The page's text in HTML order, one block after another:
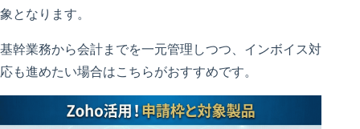
象となります。
基幹業務から会計までを一元管理しつつ、インボイス対
応も進めたい場合はこちらがおすすめです。